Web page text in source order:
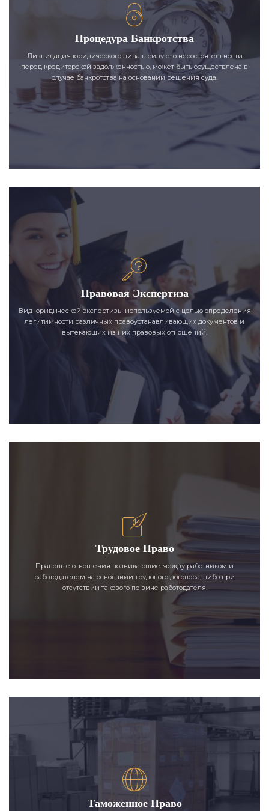
Процедура Банкротства
Ликвидация юридического лица в силу его несостоятельности
перед кредиторской задолженностью, может быть осуществлена в
случае банкротства на основании решения суда.
Правовая Экспертиза
Вид юридической экспертизы используемой с целью определения
легитимности различных правоустанавливающих документов и
вытекающих из них правовых отношений.
Трудовое Право
Правовые отношения возникающие между работником и
работодателем на основании трудового договора, либо при
отсутствии такового по вине работодателя.
Таможенное Право